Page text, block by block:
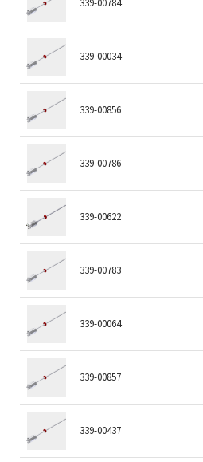
339-00784
339-00034
339-00856
339-00786
339-00622
339-00783
339-00064
339-00857
339-00437